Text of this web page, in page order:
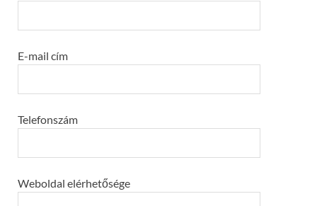
E-mail cím
Telefonszám
Weboldal elérhetősége